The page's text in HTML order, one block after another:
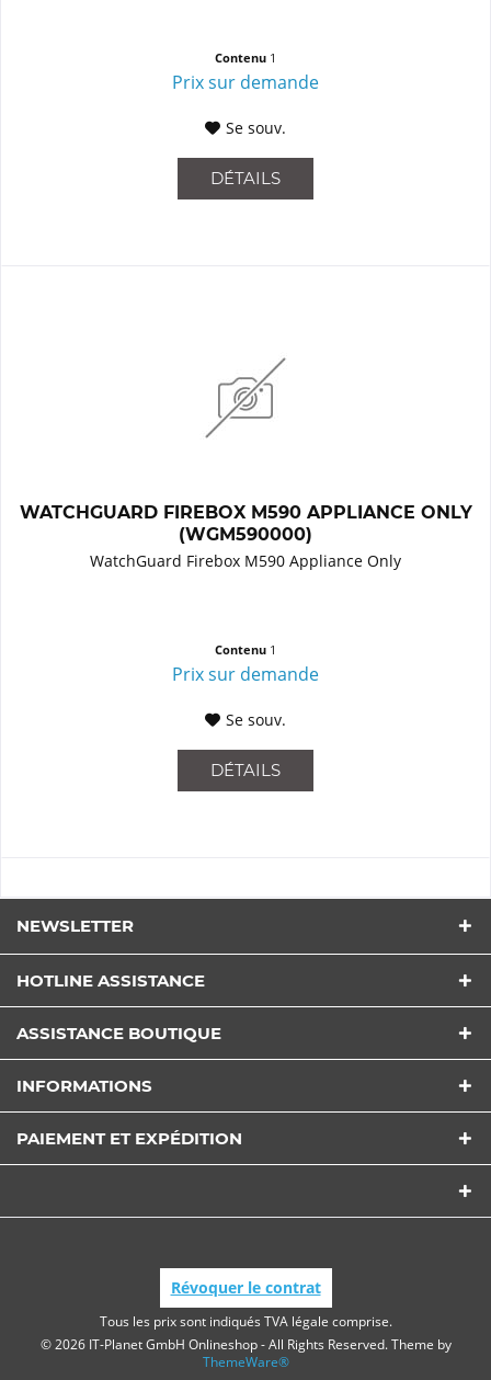
Contenu 1
Prix sur demande
Se souv.
DÉTAILS
WATCHGUARD FIREBOX M590 APPLIANCE ONLY
(WGM590000)
WatchGuard Firebox M590 Appliance Only
Contenu 1
Prix sur demande
Se souv.
DÉTAILS
NEWSLETTER
HOTLINE ASSISTANCE
ASSISTANCE BOUTIQUE
INFORMATIONS
PAIEMENT ET EXPÉDITION
Révoquer le contrat
Tous les prix sont indiqués TVA légale comprise.
© 2026 IT-Planet GmbH Onlineshop - All Rights Reserved. Theme by
ThemeWare®